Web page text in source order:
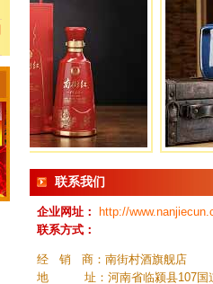
联系我们
企业网址：
http://
联系方式：
经 销 商：南街村酒旗舰店
地 址：河南省临颍县107国道